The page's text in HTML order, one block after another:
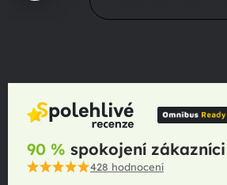
90 % spokojení zákazníci
428 hodnocení